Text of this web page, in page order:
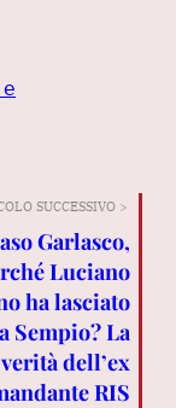
SUCCESSIVO >
Garlasco,
Luciano
ha lasciato
Sempio? La
verità dell’ex
RIS